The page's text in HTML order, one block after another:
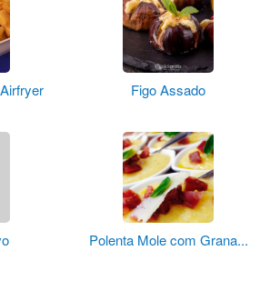
Figo Assado
Polenta Mole com Grana...